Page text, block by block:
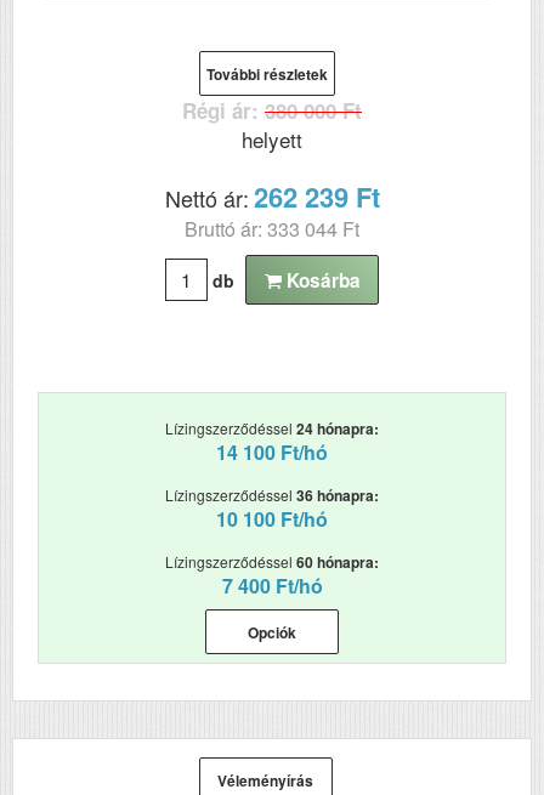
További részletek
Régi ár: 380 000 Ft
helyett
Nettó ár:262 239 Ft
Bruttó ár: 333 044 Ft
db Kosárba
Lízingszerződéssel 24 hónapra:
14 100 Ft/hó
Lízingszerződéssel 36 hónapra:
10 100 Ft/hó
Lízingszerződéssel 60 hónapra:
7 400 Ft/hó
Opciók
Véleményírás